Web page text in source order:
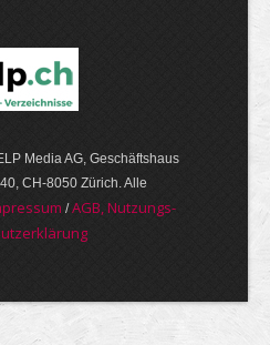
Media AG, Geschäftshaus
CH-8050 Zürich. Alle
/AGB, Nut­zungs­